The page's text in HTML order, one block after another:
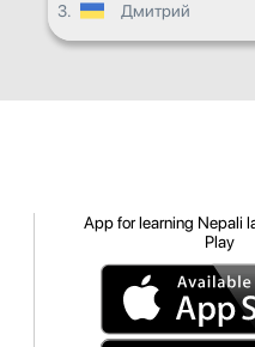
3.
Дмитрий
App for learning Nepali
Play